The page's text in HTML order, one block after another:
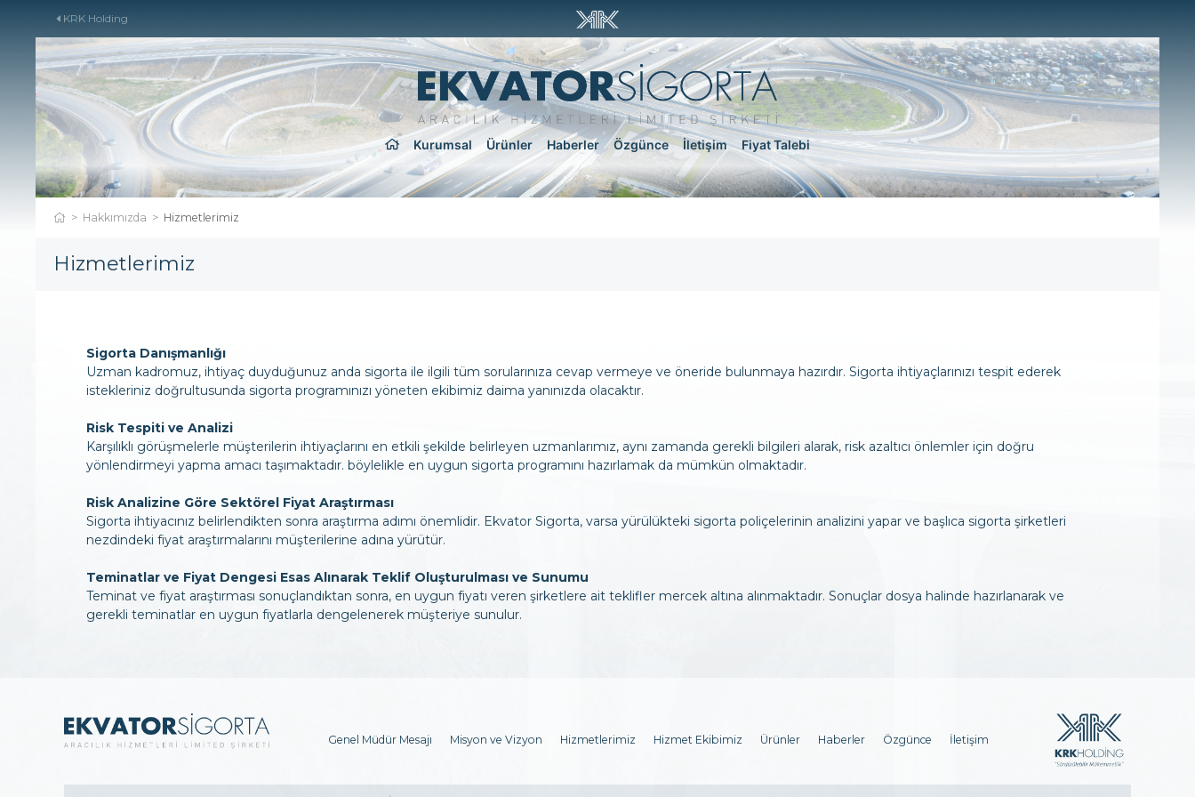
KRK Holding
Kurumsal Ürünler Haberler Özgünce İletişim Fiyat Talebi
Hakkımızda Hizmetlerimiz
Hizmetlerimiz
Sigorta Danışmanlığı
Uzman kadromuz, ihtiyaç duyduğunuz anda sigorta ile ilgili tüm sorularınıza cevap vermeye ve öneride bulunmaya hazırdır. Sigorta ihtiyaçlarınızı tespit ederek
istekleriniz doğrultusunda sigorta programınızı yöneten ekibimiz daima yanınızda olacaktır.
Risk Tespiti ve Analizi
Karşılıklı görüşmelerle müşterilerin ihtiyaçlarını en etkili şekilde belirleyen uzmanlarımız, aynı zamanda gerekli bilgileri alarak, risk azaltıcı önlemler için doğru
yönlendirmeyi yapma amacı taşımaktadır. böylelikle en uygun sigorta programını hazırlamak da mümkün olmaktadır.
Risk Analizine Göre Sektörel Fiyat Araştırması
Sigorta ihtiyacınız belirlendikten sonra araştırma adımı önemlidir. Ekvator Sigorta, varsa yürülükteki sigorta poliçelerinin analizini yapar ve başlıca sigorta şirketleri
nezdindeki fiyat araştırmalarını müşterilerine adına yürütür.
Teminatlar ve Fiyat Dengesi Esas Alınarak Teklif Oluşturulması ve Sunumu
Teminat ve fiyat araştırması sonuçlandıktan sonra, en uygun fiyatı veren şirketlere ait teklifler mercek altına alınmaktadır. Sonuçlar dosya halinde hazırlanarak ve
gerekli teminatlar en uygun fiyatlarla dengelenerek müşteriye sunulur.
Genel Müdür Mesajı Misyon ve Vizyon Hizmetlerimiz Hizmet Ekibimiz Ürünler Haberler Özgünce İletişim